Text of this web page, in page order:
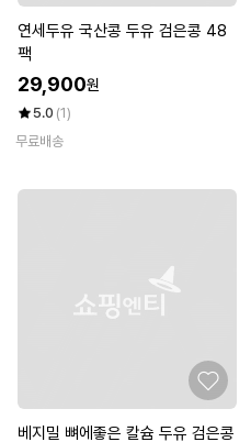
연세두유 국산콩 두유 검은콩 48
팩
29,900원
5.0 (1)
무료배송
베지밀 뼈에좋은 칼슘 두유 검은콩